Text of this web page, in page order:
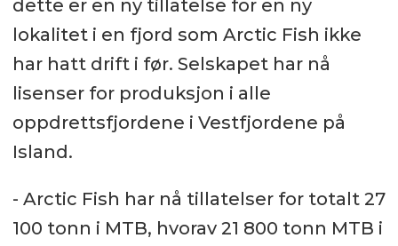
dette er en ny tillatelse for en ny
lokalitet i en fjord som Arctic Fish ikke
har hatt drift i før. Selskapet har nå
lisenser for produksjon i alle
oppdrettsfjordene i Vestfjordene på
Island.
- Arctic Fish har nå tillatelser for totalt 27
100 tonn i MTB, hvorav 21 800 tonn MTB i